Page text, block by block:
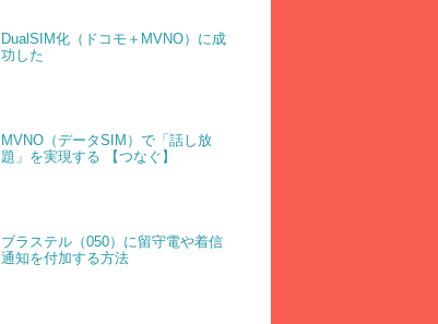
DualSIM化（ドコモ＋MVNO）に成
功した
MVNO（データSIM）で「話し放
題」を実現する 【つなぐ】
ブラステル（050）に留守電や着信
通知を付加する方法